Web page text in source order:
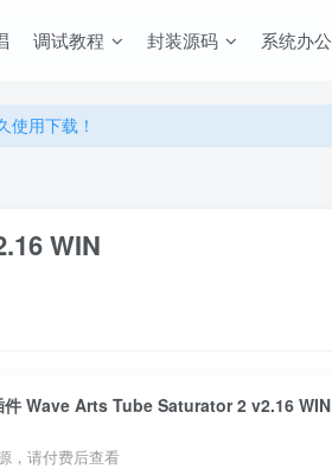
调试教程 封装源码 系统办公
使用下载！
使用下载！
WIN
件 Wave Arts Tube Saturator 2 v2.16 WIN
，请付费后查看